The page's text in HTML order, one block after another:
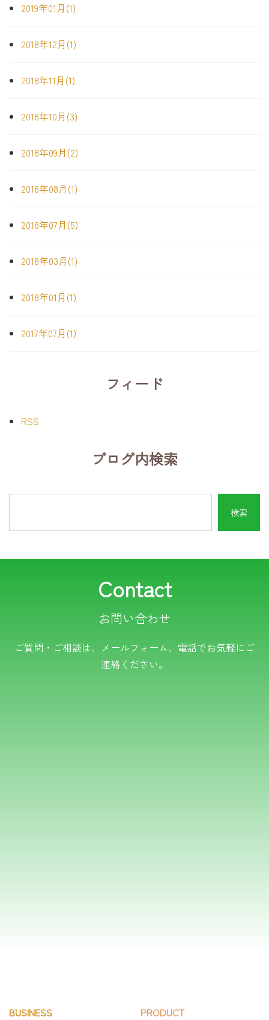
2019年01月(1)
2018年12月(1)
2018年11月(1)
2018年10月(3)
2018年09月(2)
2018年08月(1)
2018年07月(5)
2018年03月(1)
2018年01月(1)
2017年07月(1)
フィード
RSS
ブログ内検索
Contact
お問い合わせ
ご質問・ご相談は、メールフォーム、電話でお気軽にご
連絡ください。
電話でのお問い合わせ
BUSINESS PRODUCT